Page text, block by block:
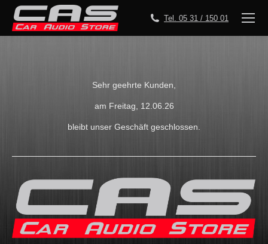
Tel. 05 31 / 150 01
Sehr geehrte Kunden,
am Freitag, 12.06.26
bleibt unser Geschäft geschlossen.